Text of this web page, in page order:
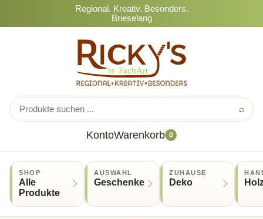
Regional. Kreativ. Besonders.
Brieselang
⌕
KontoWarenkorb 0
SHOP
Alle
Produkte
AUSWAHL
Geschenke
ZUHAUSE
Deko